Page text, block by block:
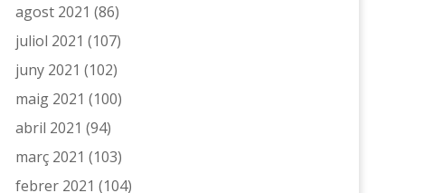
agost 2021 (86)
juliol 2021 (107)
juny 2021 (102)
maig 2021 (100)
abril 2021 (94)
març 2021 (103)
febrer 2021 (104)